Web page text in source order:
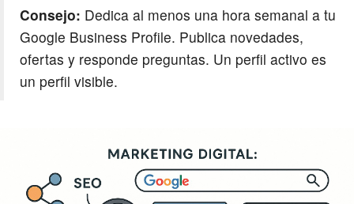
Consejo: Dedica al menos una hora semanal a tu
Google Business Profile. Publica novedades,
ofertas y responde preguntas. Un perfil activo es
un perfil visible.